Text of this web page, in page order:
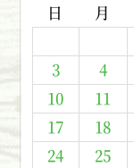
日
月
3
4
10
11
17
18
24
25